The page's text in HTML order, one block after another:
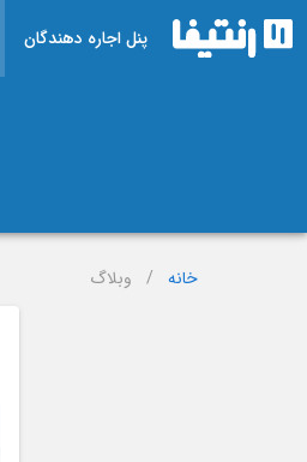
پنل اجاره دهندگان
خانه / وبلاگ